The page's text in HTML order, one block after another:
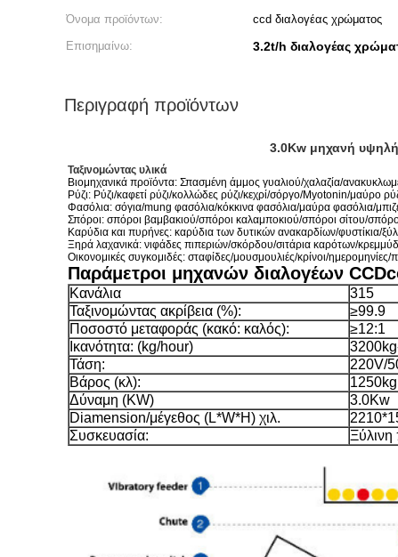
Όνομα προϊόντων:
ccd διαλογέας χρώματος
Επισημαίνω:
3.2t/h διαλογέας
Περιγραφή προϊόντων
3.0Kw μηχανή
Ταξινομώντας υλικά
Βιομηχανικά προϊόντα: Σπασμένη άμμος γυαλιού/χαλαζία/
Ρύζι: Ρύζι/καφετί ρύζι/κολλώδες ρύζι/κεχρί/σόργο/Myotonin/μαύρο
Φασόλια: σόγια/mung φασόλια/κόκκινα φασόλια/μαύρα φασόλια/
Σπόροι: σπόροι βαμβακιού/σπόροι καλαμποκιού/σπόροι σίτου/
Καρύδια και πυρήνες: καρύδια των δυτικών ανακαρδίων/φυστίκια/
Ξηρά λαχανικά: νιφάδες πιπεριών/σκόρδου/σιτάρια καρότων/
Οικονομικές συγκομιδές: σταφίδες/μουσμουλιές/κρίνοι/
Παράμετροι μηχανών διαλογέων
Κανάλια
315
Ταξινομώντας ακρίβεια (%):
≥99.9
Ποσοστό μεταφοράς (κακό: καλός):
≥12:1
Ικανότητα: (kg/hour)
Τάση:
220V/
Βάρος (κλ):
1250kg
Δύναμη (KW)
3.0Kw
Diamension/μέγεθος (L*W*H) χιλ.
Συσκευασία: